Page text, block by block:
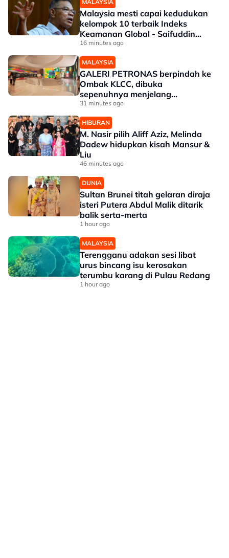
MALAYSIA
Malaysia mesti capai kedudukan
kelompok 10 terbaik Indeks
Keamanan Global - Saifuddin
Nasution
16 minutes ago
MALAYSIA
GALERI PETRONAS berpindah ke
Ombak KLCC, dibuka
sepenuhnya menjelang
penghujung 2027
31 minutes ago
HIBURAN
M. Nasir pilih Aliff Aziz, Melinda
Dadew hidupkan kisah Mansur &
Liu
46 minutes ago
DUNIA
Sultan Brunei titah gelaran diraja
isteri Putera Abdul Malik ditarik
balik serta-merta
1 hour ago
MALAYSIA
Terengganu adakan sesi libat
urus bincang isu kerosakan
terumbu karang di Pulau Redang
1 hour ago